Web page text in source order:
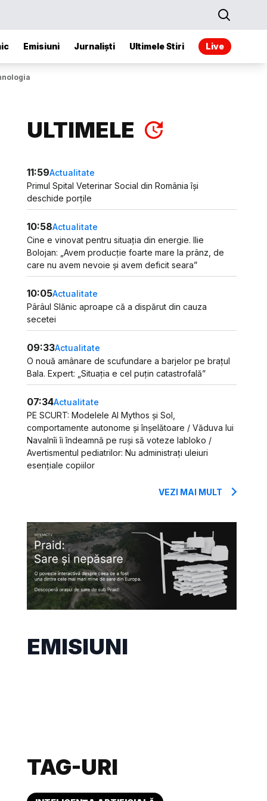
Emisiuni Jurnaliști Ultimele Stiri Live
ULTIMELE
11:59Actualitate
Primul Spital Veterinar Social din România își
deschide porțile
10:58Actualitate
Cine e vinovat pentru situația din energie. Ilie
Bolojan: „Avem producție foarte mare la prânz, de
care nu avem nevoie și avem deficit seara”
10:05Actualitate
Pârâul Slănic aproape că a dispărut din cauza
secetei
09:33Actualitate
O nouă amânare de scufundare a barjelor pe brațul
Bala. Expert: „Situația e cel puțin catastrofală”
07:34Actualitate
PE SCURT: Modelele AI Mythos și Sol,
comportamente autonome și înșelătoare / Văduva lui
Navalnîi îi îndeamnă pe ruși să voteze Iabloko /
Avertismentul pediatrilor: Nu administrați uleiuri
esențiale copiilor
VEZI MAI MULT
EMISIUNI
TAG-URI